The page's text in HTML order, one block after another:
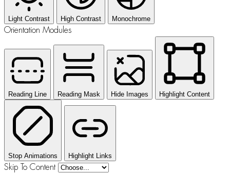
Light Contrast High Contrast Monochrome
Orientation Modules
Reading Line Reading Mask Hide Images Highlight Content
Stop Animations Highlight Links
Skip To Content